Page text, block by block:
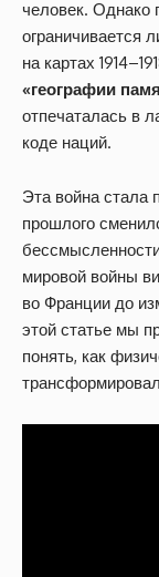
человек. Однако
ограничивается
на картах
«географии
отпечаталась в
коде наций.
Эта война стала
прошлого
мировой войны
во Франции до
этой статье мы
понять, как